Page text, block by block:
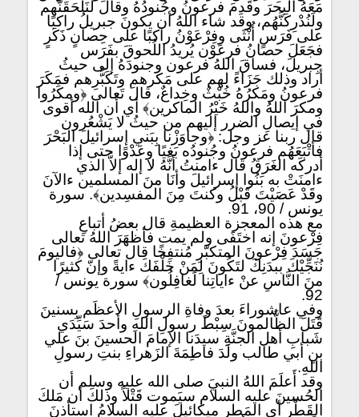
مَعَهُ البحرَ وقَدِمَ فرعونُ وجُنودُهُ وقالَ لنَلْحَقَنَّهم
ولَنُدْرِكَنَّهُم، وقد شاء اللهُ أن يكونَ جبريلُ راكبًا
على فَرَسٍ أُنْثَى وفِرْعَوْنُ راكبًا على حِصانٍ ذَكَرٍ
فجَعَلَ حصانُ فرعَوْن يُريدُ اللُحوقَ بفَرَس
جِبريلَ، فساقَ اللهُ فرعون وجنودَهُ إلى حيثُ
أراد وذلك جَزَاءً لهم على مَكرهم وتَكَبُّرِهم فمَكَرَ
فرعونُ ومَكرُهُ خُبْثٌ وخِداعٌ، قالَ تَعالى ﴿ومكَرُوا
ومكرَ اللهُ واللهُ خَيْرُ الماكرين﴾ أي أن الله أقوى
في إيصالِ الضرر إليهم من حيثُ لا يَشْعُرون
قال ربنا عز وجل: ﴿وجاوَزْنا بِبَني إسرائيلَ البَحْرَ
فأتْبَعَهُم فرعونُ وجُنودُه بَغيًا وعَدْوًا حتى إذا
أدركَه الغَرَقُ قال ءامنتُ أنَّهُ لا إله إلاَّ الذي
ءامنَتْ به بَنُوا إسرائيلَ وأنَا منَ المسلمين ءالآنَ
وقَدْ عَصَيْتَ قَبْلُ وكنتَ مِنَ المفسِدين﴾. سورة
يونس / 90، 91.
مع هذه المعجزة العظيمةِ قال بعضُ أتباعِ
فِرْعونَ إنه اختَفَى ولم يمت فأظهَرَ اللهُ تعالى
جَسَدَ فِرْعونَ المتكبّرِ مُنتفِخًا قال تعالى ﴿فاليومَ
نُنَجِّيْكَ ببدَنِكَ لتَكُونَ لِمَنْ خَلْفَكَ ءايةً وإنّ كثيرًا
منَ النَّاسِ عنْ ءاياتِنا لَغافِلُون﴾ سورة يونس /
92.
وفي عاشوراءَ بعدَ وفاةِ الرسولِ الأعظَم بِسنينَ
قَتَلَ الظَّالمونَ سِبْطَ رسولِ اللهِ وأحدَ سَيِّدَي
شَبابِ أهل الجنَّةِ سيدَنا الإمامَ الحسينَ بنَ علي
بنِ أبي طالب ولَدَ فاطِمَةَ الزَهراءِ بنتِ رسولِ
اللهِ.
وقد أَعلَمَ اللهُ النبيَ صلى الله عليه وسلم أن
الحُسينَ عليه السلام سيَموت قَتْلاً وذلكَ أن مَلكَ
القَطْرِ أي المَطرِ ميكائيلَ عليه السلامُ استأذنَ